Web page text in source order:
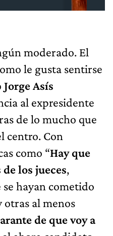
moderado. El
le gusta sentirse
Jorge Asís
al expresidente
de lo mucho que
centro. Con
como “Hay que
los jueces,
hayan cometido
otras al menos
de que voy a